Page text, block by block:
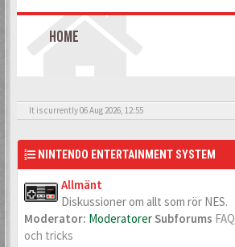
HOME
It is currently 06 Aug 2026, 12:55
NINTENDO ENTERTAINMENT SYSTEM
Allmänt
Diskussioner om allt som rör NES.
Moderator: ModeratorerSubforums FAQ
och tricks